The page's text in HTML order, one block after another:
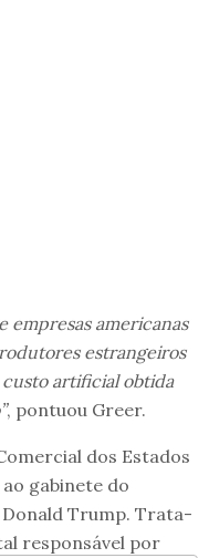
empresas americanas
estrangeiros
artificial obtida
, pontuou Greer.
dos Estados
gabinete do
Trump. Trata-
responsável por